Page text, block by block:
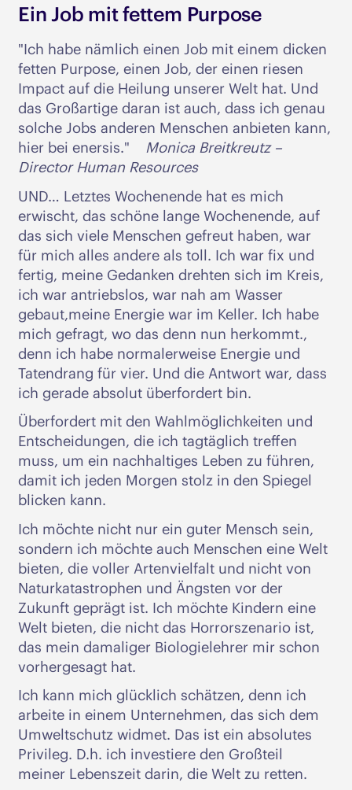
Ein Job mit fettem Purpose
"Ich habe nämlich einen Job mit einem dicken
fetten Purpose, einen Job, der einen riesen
Impact auf die Heilung unserer Welt hat. Und
das Großartige daran ist auch, dass ich genau
solche Jobs anderen Menschen anbieten kann,
hier bei enersis." Monica Breitkreutz –
Director Human Resources
UND… Letztes Wochenende hat es mich
erwischt, das schöne lange Wochenende, auf
das sich viele Menschen gefreut haben, war
für mich alles andere als toll. Ich war fix und
fertig, meine Gedanken drehten sich im Kreis,
ich war antriebslos, war nah am Wasser
gebaut,meine Energie war im Keller. Ich habe
mich gefragt, wo das denn nun herkommt.,
denn ich habe normalerweise Energie und
Tatendrang für vier. Und die Antwort war, dass
ich gerade absolut überfordert bin.
Überfordert mit den Wahlmöglichkeiten und
Entscheidungen, die ich tagtäglich treffen
muss, um ein nachhaltiges Leben zu führen,
damit ich jeden Morgen stolz in den Spiegel
blicken kann.
Ich möchte nicht nur ein guter Mensch sein,
sondern ich möchte auch Menschen eine Welt
bieten, die voller Artenvielfalt und nicht von
Naturkatastrophen und Ängsten vor der
Zukunft geprägt ist. Ich möchte Kindern eine
Welt bieten, die nicht das Horrorszenario ist,
das mein damaliger Biologielehrer mir schon
vorhergesagt hat.
Ich kann mich glücklich schätzen, denn ich
arbeite in einem Unternehmen, das sich dem
Umweltschutz widmet. Das ist ein absolutes
Privileg. D.h. ich investiere den Großteil
meiner Lebenszeit darin, die Welt zu retten.